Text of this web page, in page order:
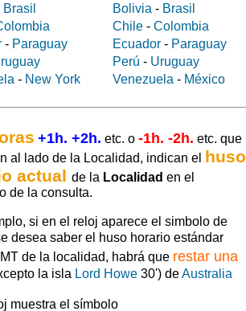
Brasil
- Paraguay
- New York
Bolivia - Brasil
Chile- Colombia
Ecuador- Paraguay
Perú - Uruguay
Venezuela - México
+1h. +2h. etc. o -1h. -2h. etc. que
al lado de la Localidad, indican el huso
actual de la Localidad en el
de la consulta.
si en el reloj aparece el simbolo de
desea saber el huso horario estándar
de la localidad, habrá que restar una
la isla Lord Howe 30') deAustralia
muestra el símbolo